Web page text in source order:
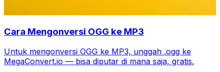
Cara Mengonversi OGG ke MP3
Untuk mengonversi OGG ke MP3, unggah .ogg ke
MegaConvert.io — bisa diputar di mana saja, gratis.